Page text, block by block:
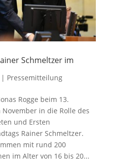
Schmeltzer im
| Pressemitteilung
Rogge beim 13.
November in die Rolle des
und Ersten
Rainer Schmeltzer.
mit rund 200
im Alter von 16 bis 20...